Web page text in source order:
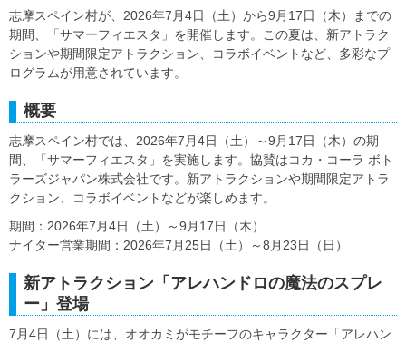
志摩スペイン村が、2026年7月4日（土）から9月17日（木）までの
期間、「サマーフィエスタ」を開催します。この夏は、新アトラク
ションや期間限定アトラクション、コラボイベントなど、多彩なプ
ログラムが用意されています。
概要
志摩スペイン村では、2026年7月4日（土）～9月17日（木）の期
間、「サマーフィエスタ」を実施します。協賛はコカ・コーラ ボト
ラーズジャパン株式会社です。新アトラクションや期間限定アトラ
クション、コラボイベントなどが楽しめます。
期間：2026年7月4日（土）～9月17日（木）
ナイター営業期間：2026年7月25日（土）～8月23日（日）
新アトラクション「アレハンドロの魔法のスプレ
ー」登場
7月4日（土）には、オオカミがモチーフのキャラクター「アレハン